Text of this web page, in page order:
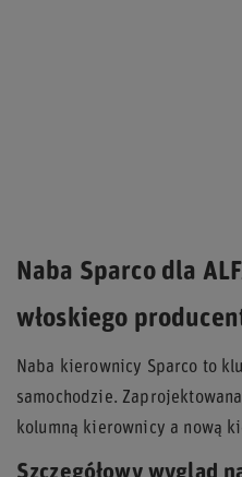
Naba Sparco dla
włoskiego
Naba kierownicy Sparco to
samochodzie.
kolumną kierownicy a nową